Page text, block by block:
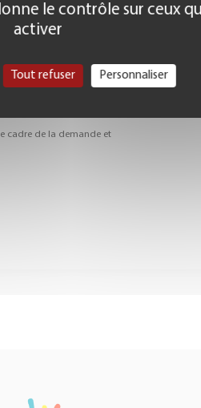
cadre de la demande et
le contrôle sur ceux
activer
Tout refuser Personnaliser